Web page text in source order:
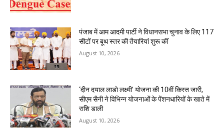
पंजाब में आम आदमी पार्टी ने विधानसभा चुनाव के लिए 117
सीटों पर बूथ स्तर की तैयारियां शुरू कीं
August 10, 2026
‘दीन दयाल लाडो लक्ष्मी’ योजना की 10वीं किस्त जारी,
सीएम सैनी ने विभिन्न योजनाओं के पेंशनधारियों के खाते में
राशि डाली
August 10, 2026